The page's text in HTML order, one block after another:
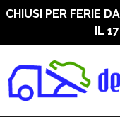
CHIUSI PER FERIE
IL